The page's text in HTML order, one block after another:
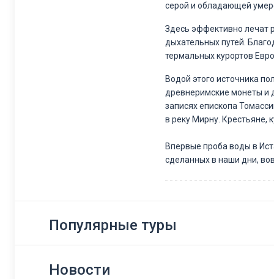
серой и обладающей
Здесь эффективно лечат
дыхательных путей.
термальных курортов
Водой этого источника
древнеримские монеты и
записях епископа
в реку Мирну. Крестьяне,
Впервые проба воды в
сделанных в наши дни,
Вода в Истарских
наличию серных
Популярные туры
Новости